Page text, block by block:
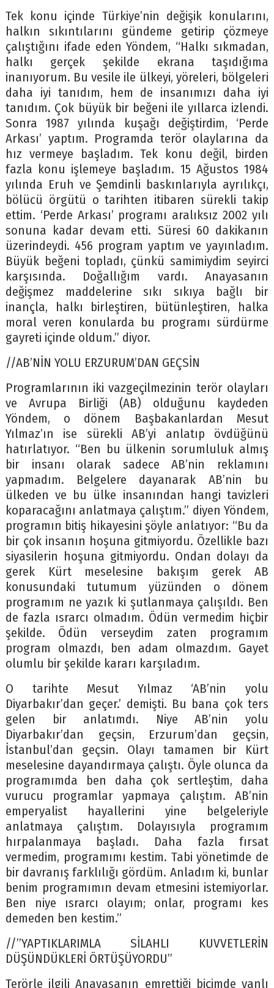
Tek konu içinde Türkiye’nin değişik konularını,
halkın sıkıntılarını gündeme getirip çözmeye
çalıştığını ifade eden Yöndem, “Halkı sıkmadan,
halkı gerçek şekilde ekrana taşıdığıma
inanıyorum. Bu vesile ile ülkeyi, yöreleri, bölgeleri
daha iyi tanıdım, hem de insanımızı daha iyi
tanıdım. Çok büyük bir beğeni ile yıllarca izlendi.
Sonra 1987 yılında kuşağı değiştirdim, ‘Perde
Arkası’ yaptım. Programda terör olaylarına da
hız vermeye başladım. Tek konu değil, birden
fazla konu işlemeye başladım. 15 Ağustos 1984
yılında Eruh ve Şemdinli baskınlarıyla ayrılıkçı,
bölücü örgütü o tarihten itibaren sürekli takip
ettim. ‘Perde Arkası’ programı aralıksız 2002 yılı
sonuna kadar devam etti. Süresi 60 dakikanın
üzerindeydi. 456 program yaptım ve yayınladım.
Büyük beğeni topladı, çünkü samimiydim seyirci
karşısında. Doğallığım vardı. Anayasanın
değişmez maddelerine sıkı sıkıya bağlı bir
inançla, halkı birleştiren, bütünleştiren, halka
moral veren konularda bu programı sürdürme
gayreti içinde oldum.” diyor.
//AB’NİN YOLU ERZURUM’DAN GEÇSİN
Programlarının iki vazgeçilmezinin terör olayları
ve Avrupa Birliği (AB) olduğunu kaydeden
Yöndem, o dönem Başbakanlardan Mesut
Yılmaz’ın ise sürekli AB’yi anlatıp övdüğünü
hatırlatıyor. “Ben bu ülkenin sorumluluk almış
bir insanı olarak sadece AB’nin reklamını
yapmadım. Belgelere dayanarak AB’nin bu
ülkeden ve bu ülke insanından hangi tavizleri
koparacağını anlatmaya çalıştım.” diyen Yöndem,
programın bitiş hikayesini şöyle anlatıyor: “Bu da
bir çok insanın hoşuna gitmiyordu. Özellikle bazı
siyasilerin hoşuna gitmiyordu. Ondan dolayı da
gerek Kürt meselesine bakışım gerek AB
konusundaki tutumum yüzünden o dönem
programım ne yazık ki şutlanmaya çalışıldı. Ben
de fazla ısrarcı olmadım. Ödün vermedim hiçbir
şekilde. Ödün verseydim zaten programım
program olmazdı, ben adam olmazdım. Gayet
olumlu bir şekilde kararı karşıladım.
O tarihte Mesut Yılmaz ‘AB’nin yolu
Diyarbakır’dan geçer.’ demişti. Bu bana çok ters
gelen bir anlatımdı. Niye AB’nin yolu
Diyarbakır’dan geçsin, Erzurum’dan geçsin,
İstanbul’dan geçsin. Olayı tamamen bir Kürt
meselesine dayandırmaya çalıştı. Öyle olunca da
programımda ben daha çok sertleştim, daha
vurucu programlar yapmaya çalıştım. AB’nin
emperyalist hayallerini yine belgeleriyle
anlatmaya çalıştım. Dolayısıyla programım
hırpalanmaya başladı. Daha fazla fırsat
vermedim, programımı kestim. Tabi yönetimde de
bir davranış farklılığı gördüm. Anladım ki, bunlar
benim programımın devam etmesini istemiyorlar.
Ben niye ısrarcı olayım; onlar, programı kes
demeden ben kestim.”
//”YAPTIKLARIMLA SİLAHLI KUVVETLERİN
DÜŞÜNDÜKLERİ ÖRTÜŞÜYORDU”
Terörle ilgili Anayasanın emrettiği biçimde yanlı